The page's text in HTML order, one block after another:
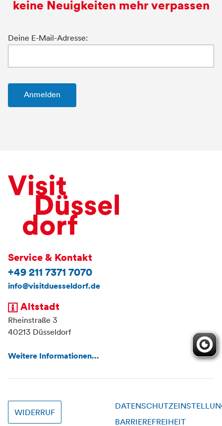
keine Neuigkeiten mehr verpassen
Deine E-Mail-Adresse:
Service & Kontakt
+49 211 7371 7070
info@visitduesseldorf.de
Altstadt
Rheinstraße 3
40213 Düsseldorf
Weitere Informationen...
WIDERRUF
BARRIEREFREIHEIT